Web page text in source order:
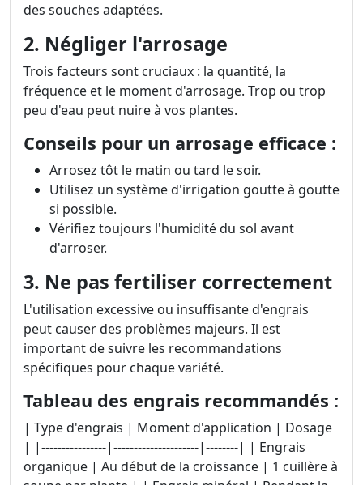
des souches adaptées.
2. Négliger l'arrosage
Trois facteurs sont cruciaux : la quantité, la
fréquence et le moment d'arrosage. Trop ou trop
peu d'eau peut nuire à vos plantes.
Conseils pour un arrosage efficace :
Arrosez tôt le matin ou tard le soir.
Utilisez un système d'irrigation goutte à goutte
si possible.
Vérifiez toujours l'humidité du sol avant
d'arroser.
3. Ne pas fertiliser correctement
L'utilisation excessive ou insuffisante d'engrais
peut causer des problèmes majeurs. Il est
important de suivre les recommandations
spécifiques pour chaque variété.
Tableau des engrais recommandés :
| Type d'engrais | Moment d'application | Dosage
| |----------------|---------------------|--------| | Engrais
organique | Au début de la croissance | 1 cuillère à